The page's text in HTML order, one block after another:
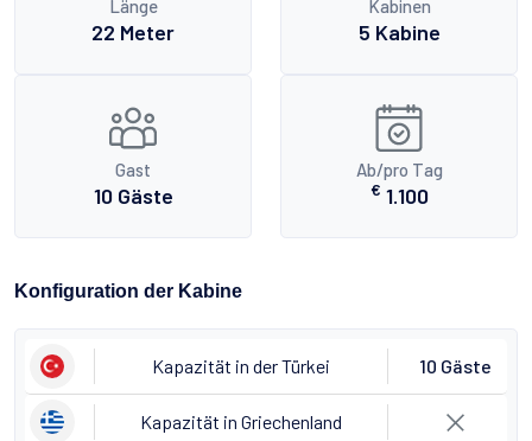
Länge
22 Meter
Kabinen
5 Kabine
Gast
10 Gäste
Ab/pro Tag
€ 1.100
Konfiguration der Kabine
Kapazität in der Türkei 10 Gäste
Kapazität in Griechenland